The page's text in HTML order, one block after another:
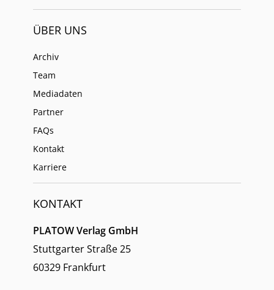
ÜBER UNS
Archiv
Team
Mediadaten
Partner
FAQs
Kontakt
Karriere
KONTAKT
PLATOW Verlag GmbH
Stuttgarter Straße 25
60329 Frankfurt